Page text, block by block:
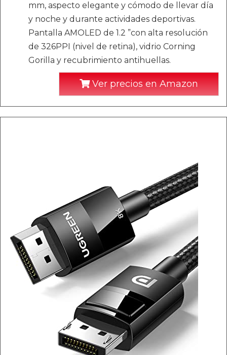
mm, aspecto elegante y cómodo de llevar día
y noche y durante actividades deportivas.
Pantalla AMOLED de 1.2 ”con alta resolución
de 326PPI (nivel de retina), vidrio Corning
Gorilla y recubrimiento antihuellas.
Ver precios en Amazon